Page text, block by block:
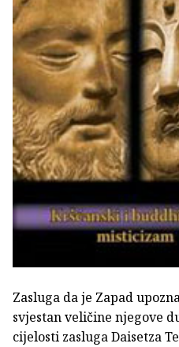
Zasluga da je Zapad
svjestan veličine njegove
cijelosti zasluga Daisetza